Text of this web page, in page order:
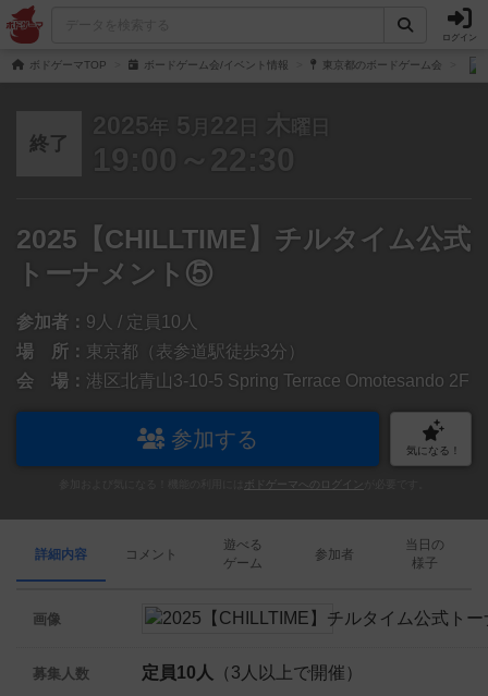
ログイン
ボドゲーマTOP ボードゲーム会/イベント情報 東京都のボードゲーム会
終了
2025 年 5 月 22 日 木 曜日
19:00～22:30
2025【CHILLTIME】チルタイム公式
トーナメント⑤
参加者： 9人 / 定員10人
場 所： 東京都（表参道駅徒歩3分）
会 場： 港区北青山3-10-5 Spring Terrace Omotesando 2F
参加する 気になる！
ボドゲーマへのログイン
詳細内容 コメント
遊べる
ゲーム
参加者
当日の
様子
画像
募集人数 定員10人 （3人以上で開催）